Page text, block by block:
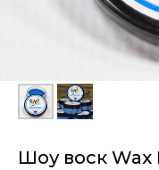
Шоу воск Wax